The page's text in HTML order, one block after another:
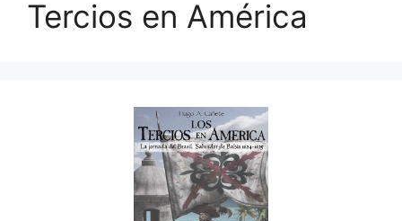
Tercios en América